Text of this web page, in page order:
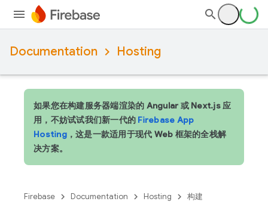
Documentation Hosting
如果您在构建服务器端渲染的 Angular 或 Next.js 应
用，不妨试试我们新一代的 Firebase App
Hosting，这是一款适用于现代 Web 框架的全栈解
决方案。
Firebase Documentation Hosting 构建